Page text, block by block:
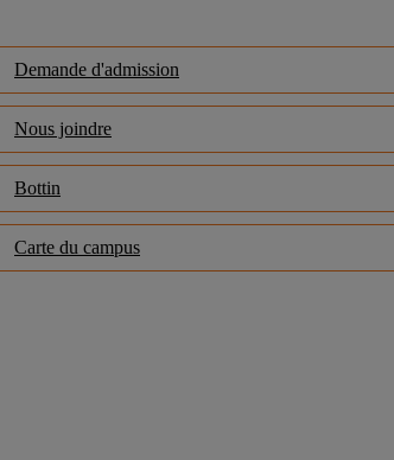
Demande d'admission
Nous joindre
Bottin
Carte du campus